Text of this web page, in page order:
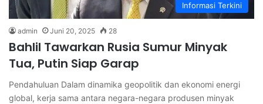
Informasi Terkini
admin Juni 20, 2025 28
Bahlil Tawarkan Rusia Sumur Minyak
Tua, Putin Siap Garap
Pendahuluan Dalam dinamika geopolitik dan ekonomi energi
global, kerja sama antara negara-negara produsen minyak